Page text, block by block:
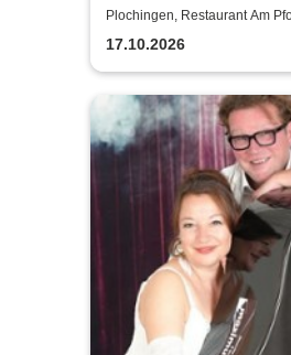
Plochingen, Restaurant Am
17.10.2026